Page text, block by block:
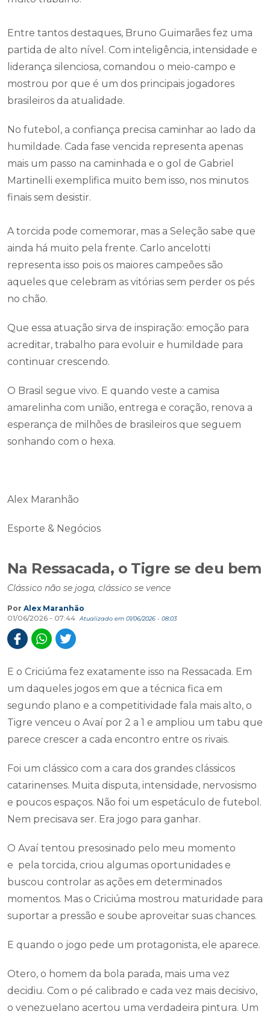
Entre tantos destaques, Bruno Guimarães fez uma
partida de alto nível. Com inteligência, intensidade e
liderança silenciosa, comandou o meio-campo e
mostrou por que é um dos principais jogadores
brasileiros da atualidade.
No futebol, a confiança precisa caminhar ao lado da
humildade. Cada fase vencida representa apenas
mais um passo na caminhada e o gol de Gabriel
Martinelli exemplifica muito bem isso, nos minutos
finais sem desistir.
A torcida pode comemorar, mas a Seleção sabe que
ainda há muito pela frente. Carlo ancelotti
representa isso pois os maiores campeões são
aqueles que celebram as vitórias sem perder os pés
no chão.
Que essa atuação sirva de inspiração: emoção para
acreditar, trabalho para evoluir e humildade para
continuar crescendo.
O Brasil segue vivo. E quando veste a camisa
amarelinha com união, entrega e coração, renova a
esperança de milhões de brasileiros que seguem
sonhando com o hexa.
Alex Maranhão
Esporte & Negócios
Na Ressacada, o Tigre se deu bem
Clássico não se joga, clássico se vence
Por Alex Maranhão
01/06/2026 - 07:44
Atualizado em 01/06/2026 - 08:03
E o Criciúma fez exatamente isso na Ressacada. Em
um daqueles jogos em que a técnica fica em
segundo plano e a competitividade fala mais alto, o
Tigre venceu o Avaí por 2 a 1 e ampliou um tabu que
parece crescer a cada encontro entre os rivais.
Foi um clássico com a cara dos grandes clássicos
catarinenses. Muita disputa, intensidade, nervosismo
e poucos espaços. Não foi um espetáculo de futebol.
Nem precisava ser. Era jogo para ganhar.
O Avaí tentou presosinado pelo meu momento
e pela torcida, criou algumas oportunidades e
buscou controlar as ações em determinados
momentos. Mas o Criciúma mostrou maturidade para
suportar a pressão e soube aproveitar suas chances.
E quando o jogo pede um protagonista, ele aparece.
Otero, o homem da bola parada, mais uma vez
decidiu. Com o pé calibrado e cada vez mais decisivo,
o venezuelano acertou uma verdadeira pintura. Um